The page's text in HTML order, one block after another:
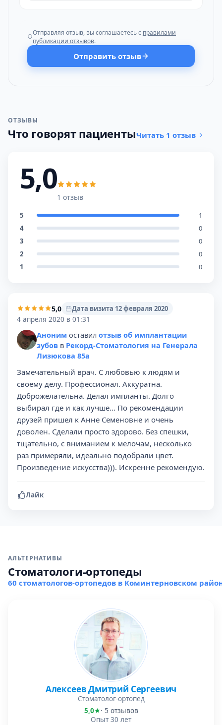
Отправляя отзыв, вы соглашаетесь с правилами
публикации отзывов.
Отправить отзыв
ОТЗЫВЫ
Что говорят пациентыЧитать 1 отзыв
5,0
1 отзыв
5
1
4
0
3
0
2
0
1
0
5,0
Дата визита 12 февраля 2020
4 апреля 2020 в 01:31
Аноним оставил отзыв об имплантации
зубов в Рекорд-Стоматология на Генерала
Лизюкова 85а
Замечательный врач. С любовью к людям и
своему делу. Профессионал. Аккуратна.
Доброжелательна. Делал импланты. Долго
выбирал где и как лучше... По рекомендации
друзей пришел к Анне Семеновне и очень
доволен. Сделали просто здорово. Без спешки,
тщательно, с вниманием к мелочам, несколько
раз примеряли, идеально подобрали цвет.
Произведение искусства))). Искренне рекомендую.
Лайк
АЛЬТЕРНАТИВЫ
Стоматологи-ортопеды
60 стоматологов-ортопедов в Коминтерновском
Алексеев Дмитрий Сергеевич
Стоматолог-ортопед
5,0
· 5 отзывов
Опыт 30 лет